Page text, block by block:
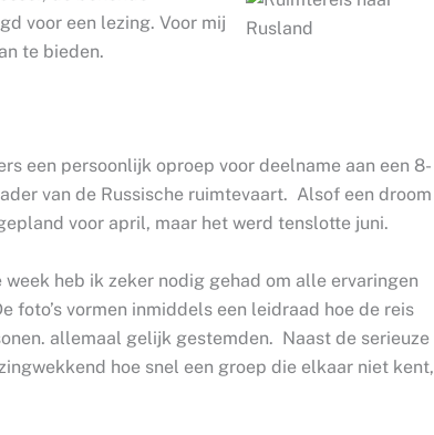
voor een lezing. Voor mij
te bieden.
een persoonlijk oproep voor deelname aan een 8-
van de Russische ruimtevaart. Alsof een droom
voor april, maar het werd tenslotte juni.
heb ik zeker nodig gehad om alle ervaringen
foto’s vormen inmiddels een leidraad hoe de reis
allemaal gelijk gestemden. Naast de serieuze
hoe snel een groep die elkaar niet kent,